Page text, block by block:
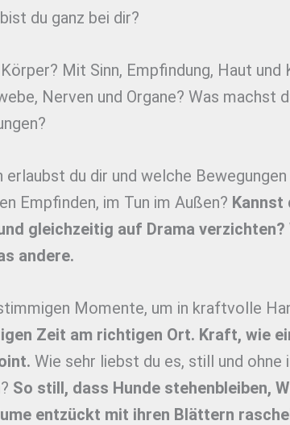
du ganz bei dir?
Mit Sinn, Empfindung, Haut und
Nerven und Organe? Was machst
erlaubst du dir und welche
Empfinden, im Tun im Außen? Kannst
gleichzeitig auf Drama verzichten?
andere.
Momente, um in kraftvolle
Zeit am richtigen Ort. Kraft, wie
Wie sehr liebst du es, still und ohne
So still, dass Hunde stehenbleiben,
entzückt mit ihren Blättern